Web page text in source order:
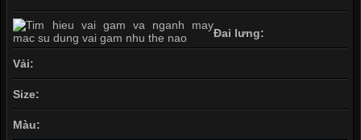
Đai lưng:
Vải:
Size:
Màu: